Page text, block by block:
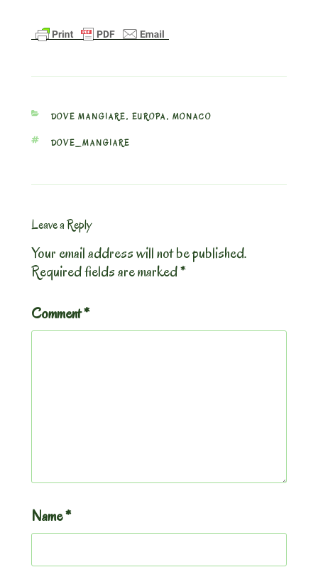
CATEGORIES
DOVE MANGIARE, EUROPA, MONACO
TAGS
DOVE_MANGIARE
Leave a Reply
Your email address will not be published.
Required fields are marked*
Comment*
Name*